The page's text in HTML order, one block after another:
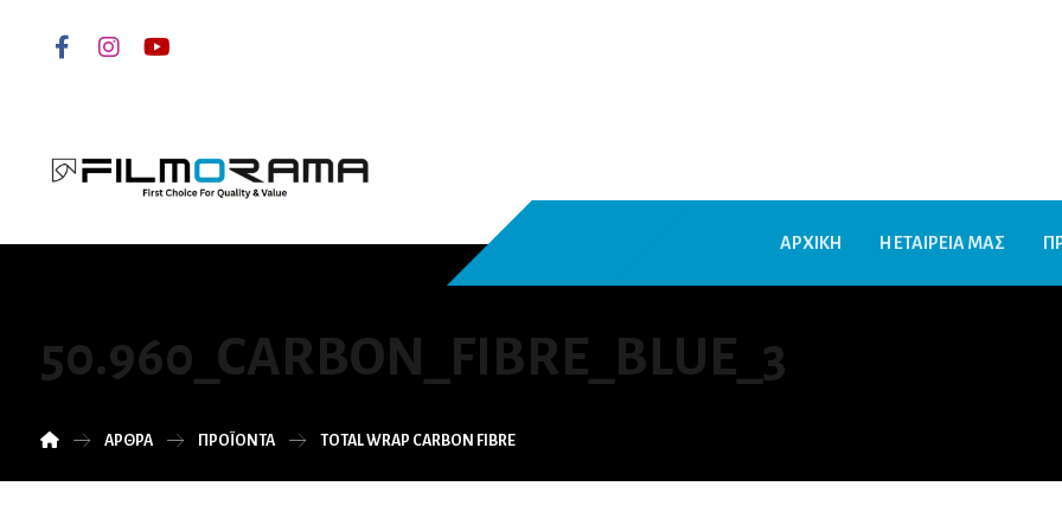
ΑΡΧΙΚΗ Η ΕΤΑΙΡΕΙΑ ΜΑΣ
50.960_CARBON_FIBRE_BLUE_3
ΆΡΘΡΑ ΠΡΟΪΌΝΤΑ TOTAL WRAP CARBON FIBRE